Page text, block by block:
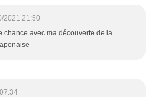
2021 21:50
chance avec ma découverte de la